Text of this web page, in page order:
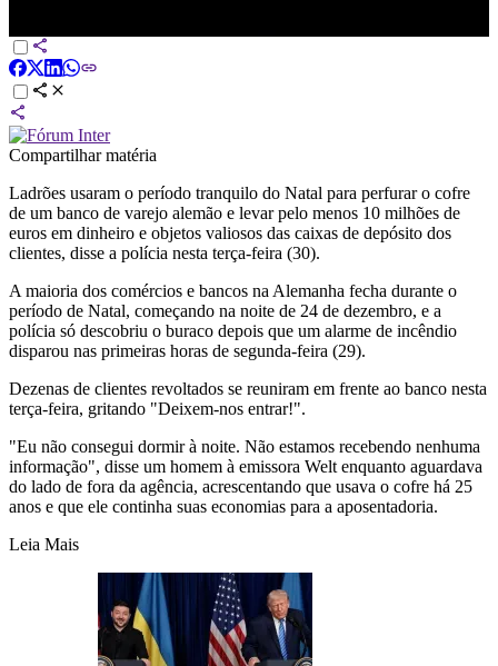
Compartilhar matéria
Ladrões usaram o período tranquilo do Natal para perfurar o cofre
de um banco de varejo alemão e levar pelo menos 10 milhões de
euros em dinheiro e objetos valiosos das caixas de depósito dos
clientes, disse a polícia nesta terça-feira (30).
A maioria dos comércios e bancos na Alemanha fecha durante o
período de Natal, começando na noite de 24 de dezembro, e a
polícia só descobriu o buraco depois que um alarme de incêndio
disparou nas primeiras horas de segunda-feira (29).
Dezenas de clientes revoltados se reuniram em frente ao banco nesta
terça-feira, gritando "Deixem-nos entrar!".
"Eu não consegui dormir à noite. Não estamos recebendo nenhuma
informação", disse um homem à emissora Welt enquanto aguardava
do lado de fora da agência, acrescentando que usava o cofre há 25
anos e que ele continha suas economias para a aposentadoria.
Leia Mais